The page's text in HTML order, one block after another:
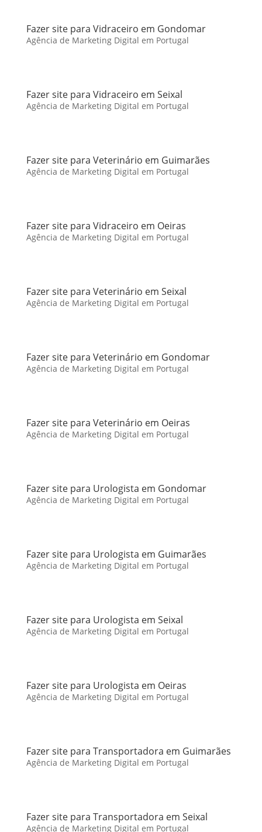
Fazer site para Vidraceiro em Gondomar
Agência de Marketing Digital em Portugal
Fazer site para Vidraceiro em Seixal
Agência de Marketing Digital em Portugal
Fazer site para Veterinário em Guimarães
Agência de Marketing Digital em Portugal
Fazer site para Vidraceiro em Oeiras
Agência de Marketing Digital em Portugal
Fazer site para Veterinário em Seixal
Agência de Marketing Digital em Portugal
Fazer site para Veterinário em Gondomar
Agência de Marketing Digital em Portugal
Fazer site para Veterinário em Oeiras
Agência de Marketing Digital em Portugal
Fazer site para Urologista em Gondomar
Agência de Marketing Digital em Portugal
Fazer site para Urologista em Guimarães
Agência de Marketing Digital em Portugal
Fazer site para Urologista em Seixal
Agência de Marketing Digital em Portugal
Fazer site para Urologista em Oeiras
Agência de Marketing Digital em Portugal
Fazer site para Transportadora em Guimarães
Agência de Marketing Digital em Portugal
Fazer site para Transportadora em Seixal
Agência de Marketing Digital em Portugal